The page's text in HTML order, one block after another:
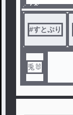
ノベ
ル
#すとぷり
兎🐰